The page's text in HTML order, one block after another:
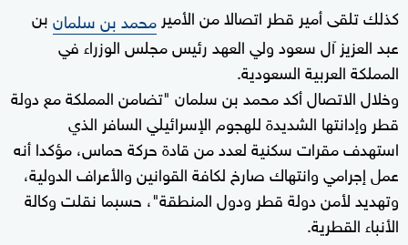
كذلك تلقى أمير قطر اتصالا من الأمير محمد بن سلمانبن
عبد العزيز آل سعود ولي العهد رئيس مجلس الوزراء في
المملكة العربية السعودية.
وخلال الاتصال أكد محمد بن سلمان "تضامن المملكة مع دولة
قطر وإدانتها الشديدة للهجوم الإسرائيلي السافر الذي
استهدف مقرات سكنية لعدد من قادة حركة حماس، مؤكدا أنه
عمل إجرامي وانتهاك صارخ لكافة القوانين والأعراف الدولية،
وتهديد لأمن دولة قطر ودول المنطقة"، حسبما نقلت وكالة
الأنباء القطرية.